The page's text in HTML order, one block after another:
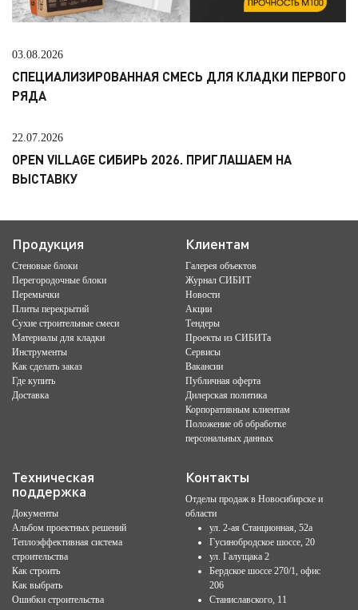
03.08.2026
СПЕЦИАЛИЗИРОВАННАЯ СМЕСЬ ДЛЯ КЛАДКИ ПЕРВОГО
РЯДА
22.07.2026
OPEN VILLAGE СИБИРЬ 2026. ПРИГЛАШАЕМ НА
ВЫСТАВКУ
Продукция
Стеновые блоки
Перегородочные блоки
Перемычки
Плиты перекрытий
Сухие строительные смеси
Материалы для кладки
Инструменты
Как сделать заказ
Где купить
Доставка
Клиентам
Галерея объектов
Журнал СИБИТ
Новости
Акции
Тендеры
Проекты из СИБИТа
Сервисы
Вакансии
Публичная оферта
Дилерская политика
Корпоративным клиентам
Положение об обработке
персональных данных
Техническая
поддержка
Документы
Альбом проектных решений
Теплоэффективная система
строительства
Как строить
Как выбрать
Ошибки строительства
Контакты
Отделы продаж в Новосибирске и
области
ул. 2-ая Станционная, 52а
Гусинобродское шоссе, 20
ул. Галущака 2
Бердское шоссе 270/1, офис
206
Станиславского, 11